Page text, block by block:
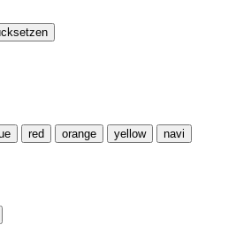
red orange yellow
navi